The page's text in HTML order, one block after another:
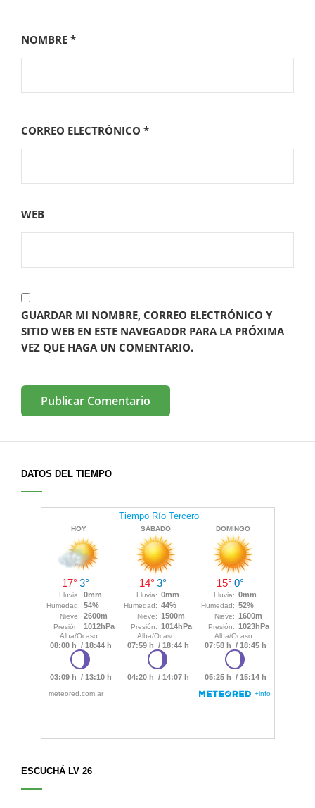
NOMBRE *
CORREO ELECTRÓNICO *
WEB
GUARDAR MI NOMBRE, CORREO ELECTRÓNICO Y
SITIO WEB EN ESTE NAVEGADOR PARA LA PRÓXIMA
VEZ QUE HAGA UN COMENTARIO.
DATOS DEL TIEMPO
ESCUCHÁ LV 26